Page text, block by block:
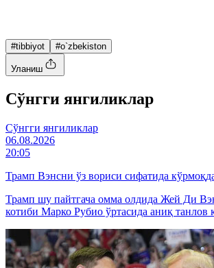
#tibbiyot #o`zbekiston
Уланиш
Cўнгги янгиликлар
Cўнгги янгиликлар
06.08.2026
20:05
Трамп Вэнсни ўз вориси сифатида
Трамп шу пайтгача омма олдида Жей Ди
котиби Марко Рубио ўртасида аниқ танлов